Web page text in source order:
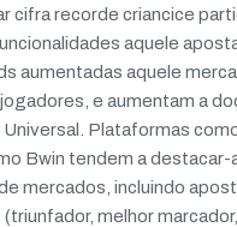
cifra recorde criancice
aquele
aumentadas aquele
e aumentam a
Plataformas
Bwin tendem a destacar-
mercados, incluindo
melhor